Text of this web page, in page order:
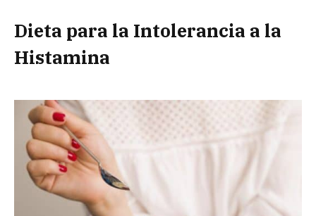
Dieta para la Intolerancia a la
Histamina